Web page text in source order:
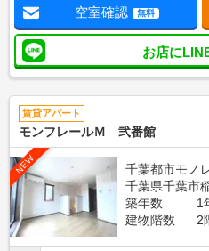
空室確認 無料
お店に
賃貸アパート
モンフレールＭ 弐番館
NEW
千葉都市モノ
千葉県千葉市
築年数
1
建物階数
2